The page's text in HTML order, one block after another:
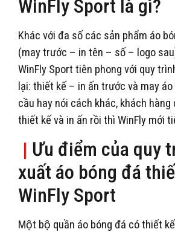
WinFly Sport là gì?
Khác với đa số các sản phẩm áo
(may trước – in tên – số – logo
WinFly Sport tiên phong với quy
lại: thiết kế – in ấn trước và may
cầu hay nói cách khác, khách
thiết kế và in ấn rồi thì WinFly mới
| Ưu điểm của quy
xuất áo bóng đá
WinFly Sport
Một bộ quần áo bóng đá có thiết